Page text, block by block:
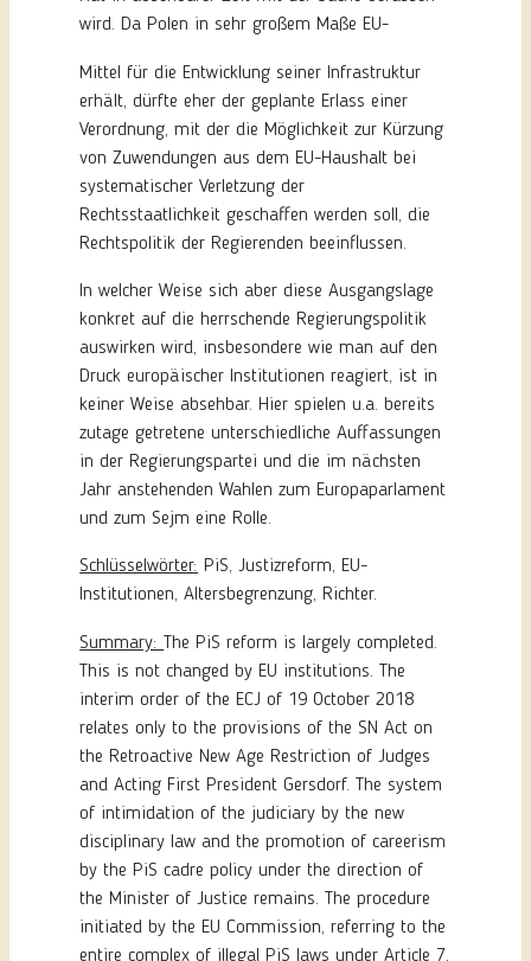
wird.Da Polen in sehr großem Maße EU-
Mittel für die Entwicklung seiner Infrastruktur
erhält, dürfte eher der geplante Erlass einer
Verordnung, mit der die Möglichkeit zur Kürzung
von Zuwendungen aus dem EU-Haushalt bei
systematischer Verletzung der
Rechtsstaatlichkeit geschaffen werden soll, die
Rechtspolitik der Regierenden beeinflussen.
In welcher Weise sich aber diese Ausgangslage
konkret auf die herrschende Regierungspolitik
auswirken wird, insbesondere wie man auf den
Druck europäischer Institutionen reagiert, ist in
keiner Weise absehbar. Hier spielen u.a. bereits
zutage getretene unterschiedliche Auffassungen
in der Regierungspartei und die im nächsten
Jahr anstehenden Wahlen zum Europaparlament
und zum Sejm eine Rolle.
Schlüsselwörter: PiS, Justizreform, EU-
Institutionen, Altersbegrenzung, Richter.
Summary:The PiS reform is largely completed.
This is not changed by EU institutions. The
interim order of the ECJ of 19 October 2018
relates only to the provisions of the SN Act on
the Retroactive New Age Restriction of Judges
and Acting First President Gersdorf. The system
of intimidation of the judiciary by the new
disciplinary law and the promotion of careerism
by the PiS cadre policy under the direction of
the Minister of Justice remains. The procedure
initiated by the EU Commission, referring to the
entire complex of illegal PiS laws under Article 7,